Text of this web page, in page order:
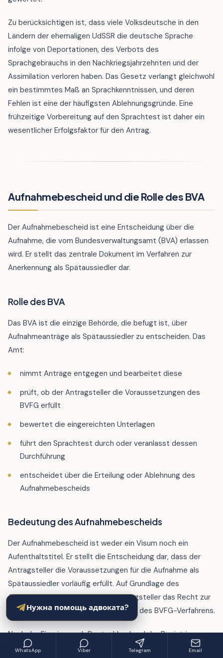
Zu berücksichtigen ist, dass viele Volksdeutsche in den
Ländern der ehemaligen UdSSR die deutsche Sprache
infolge von Deportationen, des Verbots des
Sprachgebrauchs in den Nachkriegsjahrzehnten und der
Assimilation verloren haben. Das Gesetz verlangt gleichwohl
ein bestimmtes Maß an Sprachkenntnissen, und deren
Fehlen ist eine der häufigsten Ablehnungsgründe. Eine
frühzeitige Vorbereitung auf den Sprachtest ist daher ein
wesentlicher Erfolgsfaktor für den Antrag.
Aufnahmebescheid und die Rolle des BVA
Der Aufnahmebescheid ist eine Entscheidung über die
Aufnahme, die vom Bundesverwaltungsamt (BVA) erlassen
wird. Er stellt das zentrale Dokument im Verfahren zur
Anerkennung als Spätaussiedler dar.
Rolle des BVA
Das BVA ist die einzige Behörde, die befugt ist, über
Aufnahmeanträge als Spätaussiedler zu entscheiden. Das
Amt:
nimmt Anträge entgegen und bearbeitet diese
prüft, ob der Antragsteller die Voraussetzungen des
BVFG erfüllt
bewertet die eingereichten Unterlagen
führt den Sprachtest durch oder veranlasst dessen
Durchführung
entscheidet über die Erteilung oder Ablehnung des
Aufnahmebescheids
Bedeutung des Aufnahmebescheids
Der Aufnahmebescheid ist weder ein Visum noch ein
Aufenthaltstitel. Er stellt die Entscheidung dar, dass der
Antragsteller die Voraussetzungen für die Aufnahme als
Spätaussiedler vorläufig erfüllt. Auf Grundlage des
Aufnahmebescheids erhält der Antragsteller das Recht zur
Einreise nach Deutschland im Rahmen des BVFG-Verfahrens.
Nach der Einreise nach Deutschland und der Registrierung
erfolgt eine abschließende Prüfung und — bei Erfüllung aller
WhatsApp Viber Telegram Email
Нужна помощь адвоката?